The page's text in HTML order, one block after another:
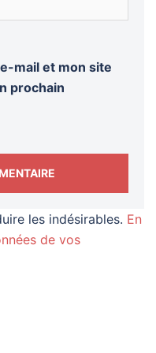
mail et mon site
prochain
les indésirables. En
de vos